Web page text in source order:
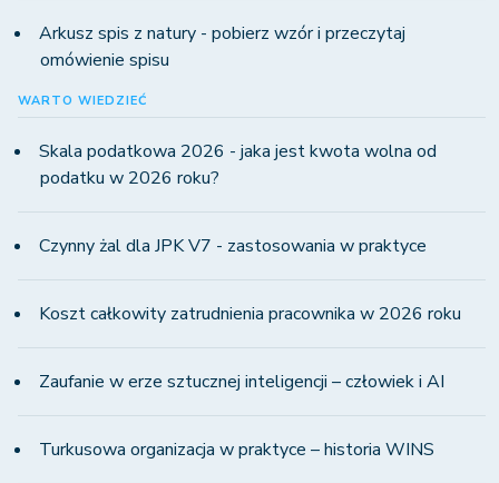
Arkusz spis z natury - pobierz wzór i przeczytaj
omówienie spisu
WARTO WIEDZIEĆ
Skala podatkowa 2026 - jaka jest kwota wolna od
podatku w 2026 roku?
Czynny żal dla JPK V7 - zastosowania w praktyce
Koszt całkowity zatrudnienia pracownika w 2026 roku
Zaufanie w erze sztucznej inteligencji – człowiek i AI
Turkusowa organizacja w praktyce – historia WINS